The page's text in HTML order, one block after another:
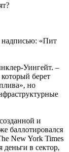
надписью: «Пит
Уингейт. –
берет
но
и
баллотировался
New York Times
в сектор,